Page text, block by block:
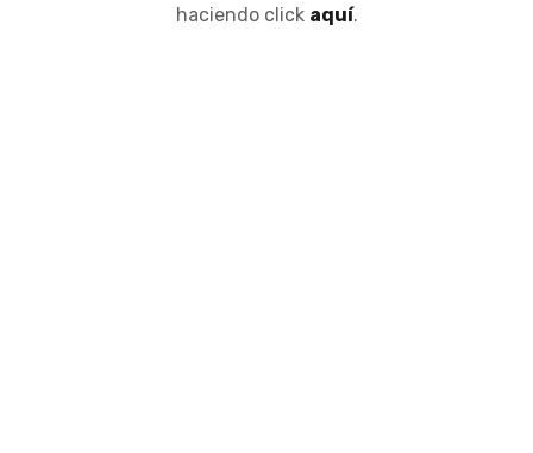
haciendo click aquí.